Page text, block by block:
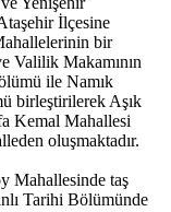
İlçesine
bir
Valilik Makamının
ile Namık
birleştirilerek Aşık
Kemal Mahallesi
oluşmaktadır.
Mahallesinde taş
Tarihi Bölümünde